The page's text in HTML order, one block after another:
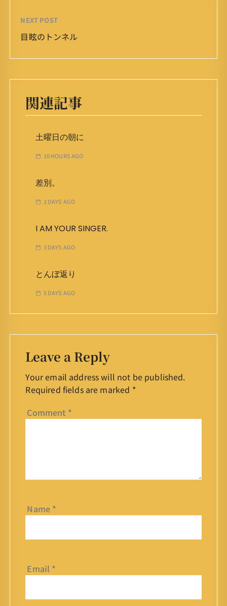
NEXT POST
目眩のトンネル
関連記事
土曜日の朝に
10 HOURS AGO
差別。
2 DAYS AGO
I AM YOUR SINGER.
3 DAYS AGO
とんぼ返り
5 DAYS AGO
Leave a Reply
Your email address will not be published.
Required fields are marked *
Comment *
Name *
Email *